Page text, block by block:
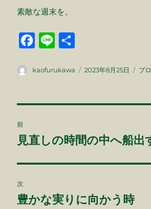
素敵な週末を。
F
c
b
o
k
Li
e
投
kaofurukawa
投
2023年8月25日
カ
ブ
稿
ビ
ゲ
前
前
投
稿:
見直しの時間の中へ船出
次
次
豊かな実りに向かう時